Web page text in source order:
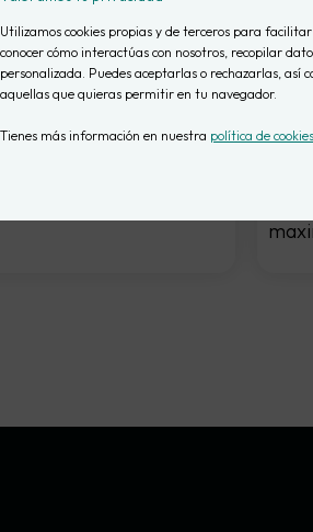
Utilizamos cookies propias y de terceros para
conocer cómo interactúas con nosotros, recopilar
personalizada. Puedes aceptarlas o rechazarlas, así
aquellas que quieras permitir en tu navegador.
Tienes más información en nuestra política de cookies.
2025
la oportunidad de ver
casos aporta
pueden
por
Te